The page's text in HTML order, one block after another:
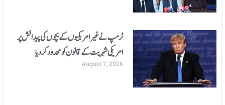
ٹرمپ نے غیر امریکیوں کے بچوں کی پیدائش پر
امریکی شہریت کے قانون کو محدود کردیا
August 7, 2026